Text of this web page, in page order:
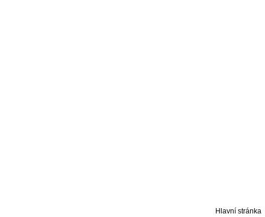
Hlavní stránka